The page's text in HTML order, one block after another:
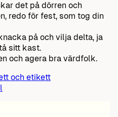
det på dörren och
redo för fest, som tog din
på och vilja delta, ja
sitt kast.
och agera bra värdfolk.
och etikett